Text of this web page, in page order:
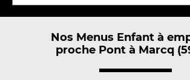
Nos Menus Enfant à
proche Pont à Marcq